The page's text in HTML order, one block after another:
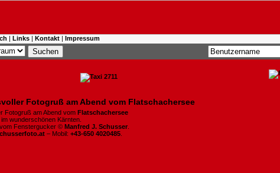
| Links | Kontakt | Impressum
Fotogruß am Abend vom Flatschachersee
Fotogruß am Abend vom Flatschachersee
wunderschönen Kärnten.
Fenstergucker © Manfred J. Schusser
– Mobil: +43-650 4020485